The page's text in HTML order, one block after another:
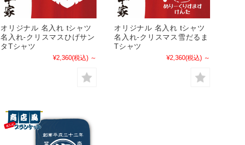
オリジナル 名入れ tシャツ
名入れ-クリスマスひげサン
タTシャツ
¥2,360(税込) ～
オリジナル 名入れ tシャツ
名入れ-クリスマス雪だるま
Tシャツ
¥2,360(税込) ～